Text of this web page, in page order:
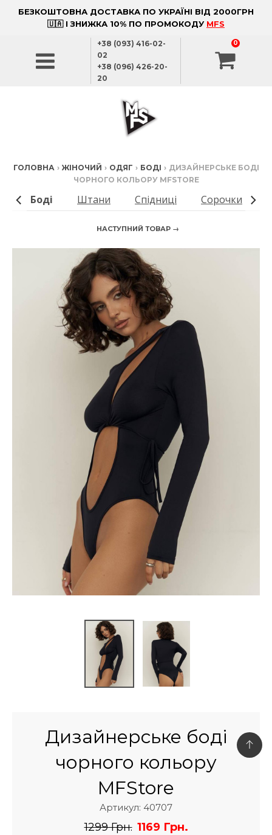
БЕЗКОШТОВНА ДОСТАВКА ПО УКРАЇНІ ВІД 2000ГРН
🇺🇦 І ЗНИЖКА 10% ПО ПРОМОКОДУ MFS
+38 (093) 416-02-
02
+38 (096) 426-20-
20
0
ГОЛОВНА › ЖІНОЧИЙ › ОДЯГ › БОДІ › ДИЗАЙНЕРСЬКЕ БОДІ
ЧОРНОГО КОЛЬОРУ MFSTORE
Боді Штани Спідниці Сорочки
НАСТУПНИЙ ТОВАР →
Дизайнерське боді
чорного кольору
MFStore
Артикул: 40707
1299 Грн. 1169 Грн.